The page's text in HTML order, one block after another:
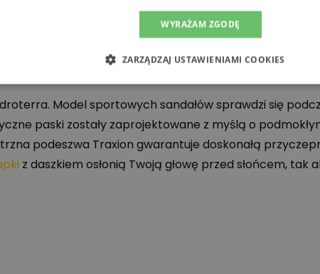
– czarne
Model sportowych sandałów sprawdzi się
paski zostały zaprojektowane z myślą o
podeszwa Traxion gwarantuje doskonałą
z daszkiem osłonią Twoją głowę przed słońcem,
WYRAŻAM ZGODĘ
ZARZĄDZAJ USTAWIENIAMI COOKIES